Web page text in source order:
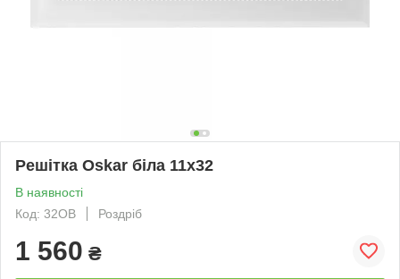
Решітка Oskar біла 11x32
В наявності
Код: 32OB
Роздріб
1 560 ₴